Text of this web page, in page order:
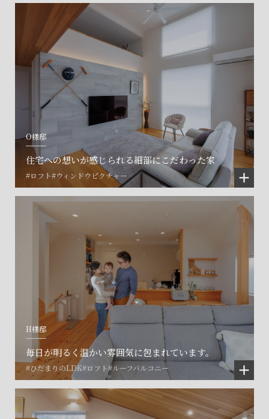
O様邸
住宅への想いが感じられる細部にこだわった家
#ロフト#ウィンドウピクチャー
H様邸
毎日が明るく温かい雰囲気に包まれています。
#ひだまりのLDK#ロフト#ルーフバルコニー
土地の活用・賃貸経営に関する
ご相談はこちら
関連施設一覧
©SET inc.